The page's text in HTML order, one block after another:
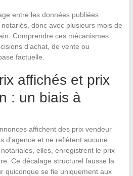
entre les données publiées
donc avec plusieurs mois de
Comprendre ces mécanismes
d’achat, de vente ou
factuelle.
affichés et prix
: un biais à
affichent des prix vendeur
d’agence et ne reflètent aucune
elles, enregistrent le prix
Ce décalage structurel fausse la
quiconque se fie uniquement aux